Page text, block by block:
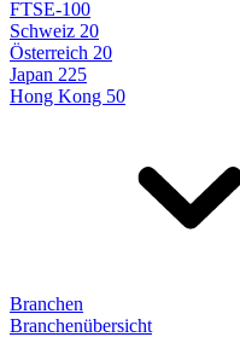
FTSE-100
Schweiz 20
Österreich 20
Japan 225
Hong Kong 50
Branchen
Branchenübersicht